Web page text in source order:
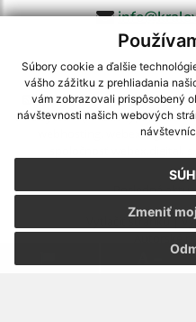
Súbory cookie a ďalšie
vášho zážitku z prehliadania
vám zobrazovali prispôsobený
návštevnosti našich webových
Zmeniť
využite možnosť získavania
CMS systém (redakčný) systém
webex.digital,
Posledná
Vytlačiť stránku|